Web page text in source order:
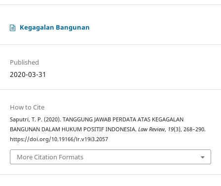
Kegagalan Bangunan
Published
2020-03-31
How to Cite
Saputri, T. P. (2020). TANGGUNG JAWAB PERDATA ATAS KEGAGALAN
BANGUNAN DALAM HUKUM POSITIF INDONESIA. Law Review, 19(3), 268–290.
https://doi.org/10.19166/lr.v19i3.2057
More Citation Formats